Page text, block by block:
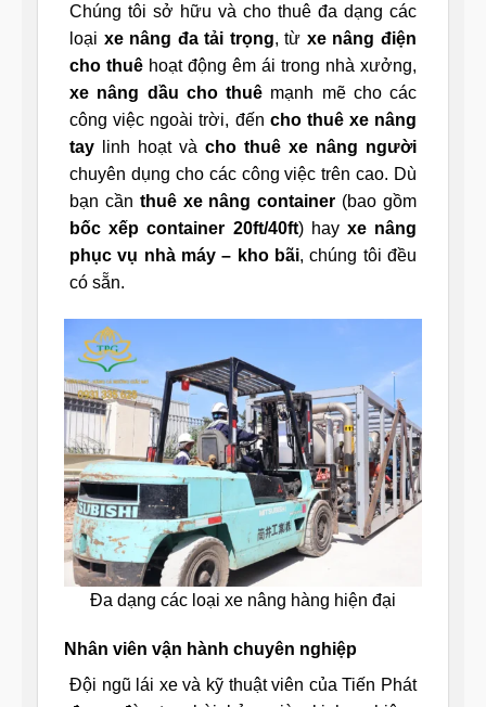
Chúng tôi sở hữu và cho thuê đa dạng các
loại xe nâng đa tải trọng, từ xe nâng điện
cho thuê hoạt động êm ái trong nhà xưởng,
xe nâng dầu cho thuê mạnh mẽ cho các
công việc ngoài trời, đến cho thuê xe nâng
tay linh hoạt và cho thuê xe nâng người
chuyên dụng cho các công việc trên cao. Dù
bạn cần thuê xe nâng container (bao gồm
bốc xếp container 20ft/40ft) hay xe nâng
phục vụ nhà máy – kho bãi, chúng tôi đều
có sẵn.
Đa dạng các loại xe nâng hàng hiện đại
Nhân viên vận hành chuyên nghiệp
Đội ngũ lái xe và kỹ thuật viên của Tiến Phát